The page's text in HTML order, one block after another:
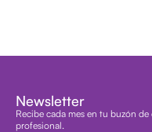
Newsletter
Recibe cada mes en tu buzón
profesional.